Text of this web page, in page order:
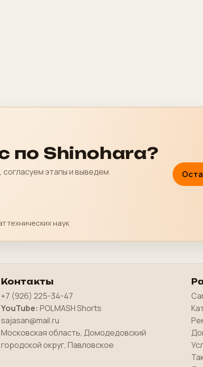
по Shinohara?
этапы и выведем
технических наук
Контакты
+7 (926) 225-34-47
YouTube: POLMASH Shorts
sajasan@mail.ru
Московская область, Домодедовский
городской округ, Павловское